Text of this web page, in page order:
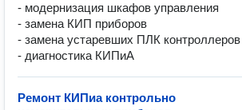
- модернизация шкафов управления
- замена КИП приборов
- замена устаревших ПЛК контроллеров
- диагностика КИПиА
Ремонт КИПиа контрольно